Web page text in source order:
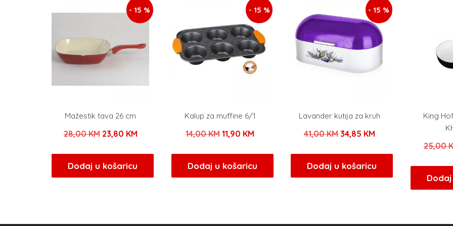
- 15 %
Mažestik tava 26 cm
28,00KM Izvorna
bila
je:
23,80 KMTrenutna
je:
23,80 KM.
Dodaj u košaricu
- 15 %
Kalup za muffine 6/1
14,00KMIzvorna
bila
je:
11,90 KM
je:
11,90 KM.
Dodaj u košaricu
- 15 %
Lavander kutija za kruh
41,00KM Izvorna
bila
je:
34,85 KM
je:
34,85 KM.
Dodaj u košaricu
King
25,00